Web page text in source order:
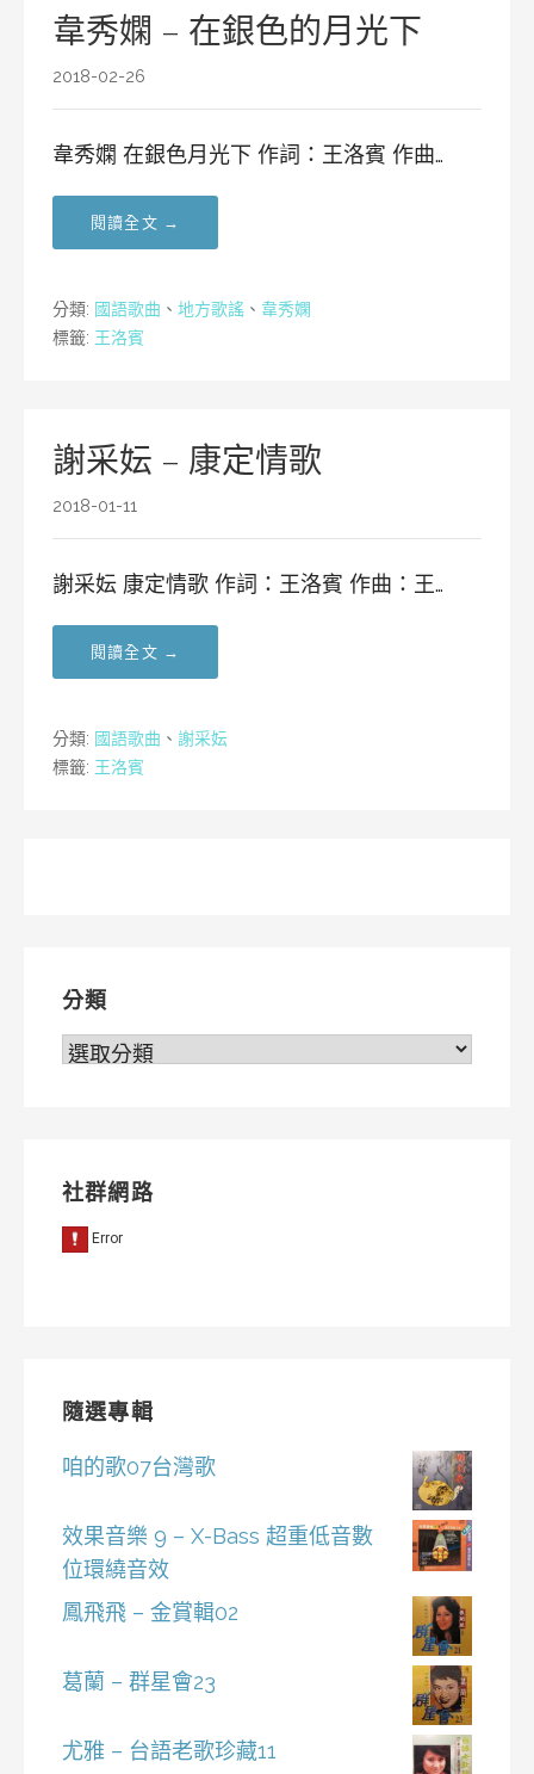
韋秀嫻 – 在銀色的月光下
2018-02-26
韋秀嫻 在銀色月光下 作詞：王洛賓 作曲…
閱讀全文 →
分類: 國語歌曲 、 地方歌謠 、 韋秀嫻
標籤: 王洛賓
謝采妘 – 康定情歌
2018-01-11
謝采妘 康定情歌 作詞：王洛賓 作曲：王…
閱讀全文 →
分類: 國語歌曲 、 謝采妘
標籤: 王洛賓
分類
分
社群網路
隨選專輯
咱的歌07台灣歌
效果音樂 9 – X-Bass 超重低音數
位環繞音效
鳳飛飛 – 金賞輯02
葛蘭 – 群星會23
尤雅 – 台語老歌珍藏11